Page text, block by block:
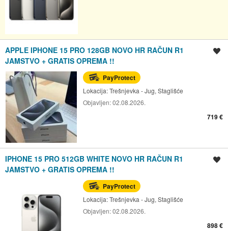
APPLE IPHONE 15 PRO 128GB NOVO HR RAČUN R1
JAMSTVO + GRATIS OPREMA !!
PayProtect
Lokacija:Trešnjevka - Jug, Staglišće
Objavljen:02.08.2026.
719 €
IPHONE 15 PRO 512GB WHITE NOVO HR RAČUN R1
JAMSTVO + GRATIS OPREMA !!
PayProtect
Lokacija:Trešnjevka - Jug, Staglišće
Objavljen:02.08.2026.
898 €